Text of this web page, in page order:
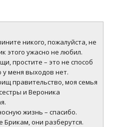
никого, пожалуйста, не
этого ужасно не любил.
простите – это не способ
у меня выходов нет.
правительство, моя семья
и Вероника
жизнь – спасибо.
Брикам, они разберутся.